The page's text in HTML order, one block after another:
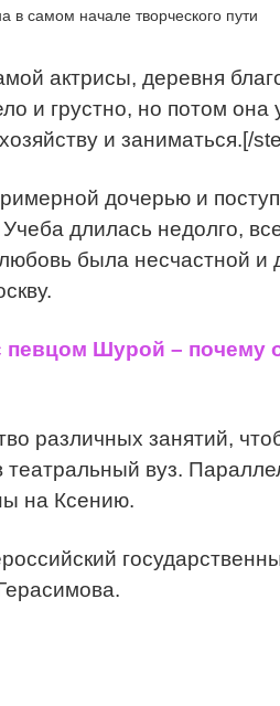
в самом начале творческого пути
актрисы, деревня
и грустно, но потом она
и заниматься.[/
дочерью и
длилась недолго,
была несчастной и
певцом Шурой – почему
различных занятий,
театральный вуз.
на Ксению.